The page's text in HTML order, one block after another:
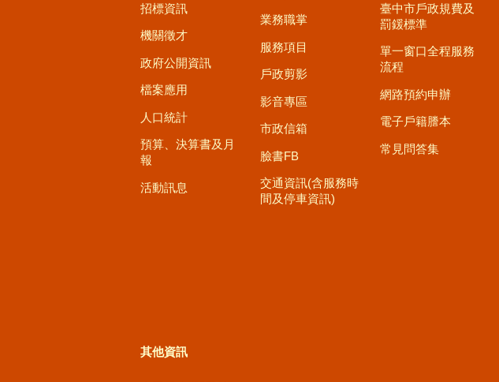
招標資訊
機關徵才
政府公開資訊
檔案應用
人口統計
預算、決算書及月
報
活動訊息
業務職掌
服務項目
戶政剪影
影音專區
市政信箱
臉書FB
交通資訊(含服務時
間及停車資訊)
臺中市戶政規費及
罰鍰標準
單一窗口全程服務
流程
網路預約申辦
電子戶籍謄本
常見問答集
其他資訊